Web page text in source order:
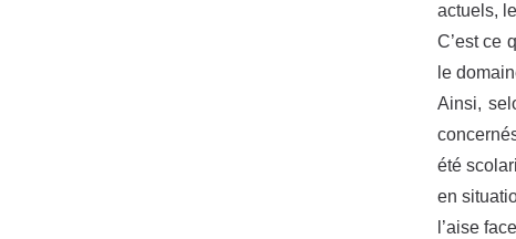
actuels,
C’est ce
le
Ainsi,
été
en
l’aise